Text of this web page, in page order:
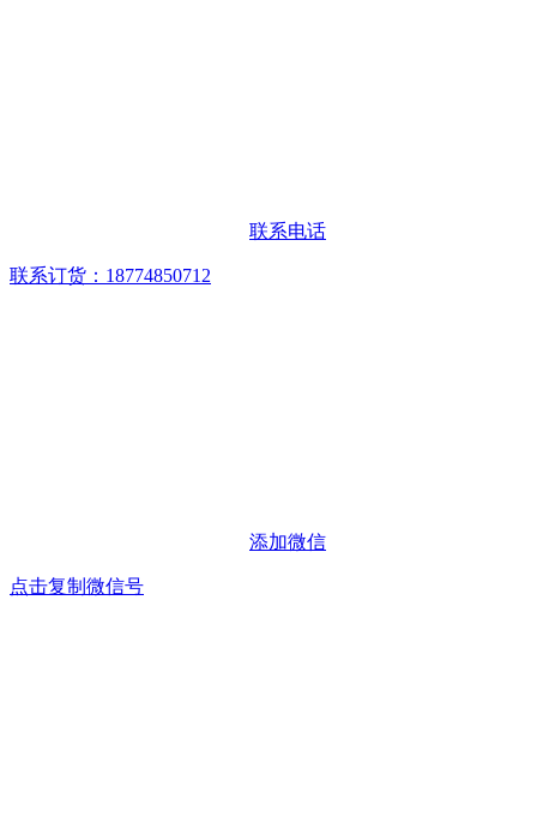
联系电话
联系订货：18774850712
添加微信
点击复制微信号